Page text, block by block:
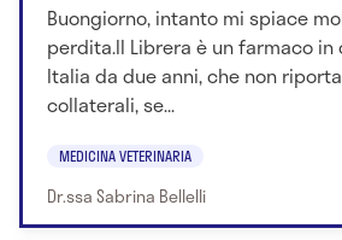
Buongiorno, intanto mi spiace
perdita.Il Librera è un farmaco
Italia da due anni, che non
collaterali, se...
MEDICINA VETERINARIA
Dr.ssa Sabrina Bellelli